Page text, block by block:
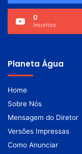
0
Inscritos
Planeta Água
Home
Sobre Nós
Mensagem do Diretor
Versões Impressas
Como Anunciar